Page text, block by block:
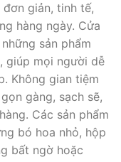
giản, tinh tế,
hàng ngày. Cửa
sản phẩm
giúp mọi người dễ
Không gian tiệm
gàng, sạch sẽ,
Các sản phẩm
bó hoa nhỏ, hộp
bất ngờ hoặc